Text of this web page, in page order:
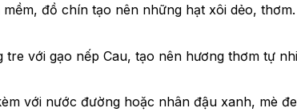
mềm, đồ chín tạo nên những hạt xôi dẻo,
với gạo nếp Cau, tạo nên hương thơm tự
với nước đường hoặc nhân đậu xanh, mè